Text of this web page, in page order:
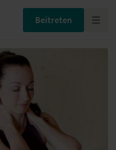
Beitreten